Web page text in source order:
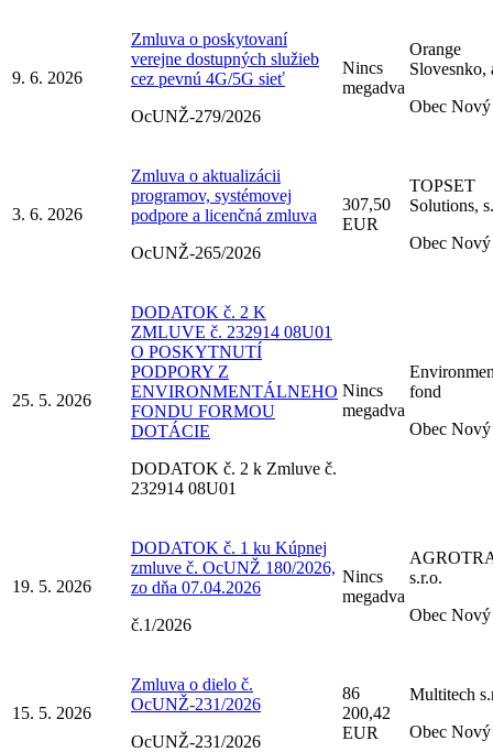
9. 6. 2026
Zmluva o poskytovaní
verejne dostupných služieb
cez pevnú 4G/5G sieť
OcUNŽ-279/2026
Nincs
megadva
Orange
Slovesnko,
Obec
3. 6. 2026
Zmluva o aktualizácii
programov, systémovej
podpore a licenčná zmluva
OcUNŽ-265/2026
307,50
EUR
TOPSET
Solutions,
Obec
25. 5. 2026
DODATOK č. 2 K
ZMLUVE č. 232914 08U01
O POSKYTNUTÍ
PODPORY Z
ENVIRONMENTÁLNEHO
FONDU FORMOU
DOTÁCIE
DODATOK č. 2 k Zmluve č.
232914 08U01
Nincs
megadva
fond
Obec
19. 5. 2026
DODATOK č. 1 ku Kúpnej
zmluve č. OcUNŽ 180/2026,
zo dňa 07.04.2026
č.1/2026
Nincs
megadva
s.r.o.
Obec
15. 5. 2026
Zmluva o dielo č.
OcUNŽ-231/2026
OcUNŽ-231/2026
86
200,42
EUR
Multitech
Obec